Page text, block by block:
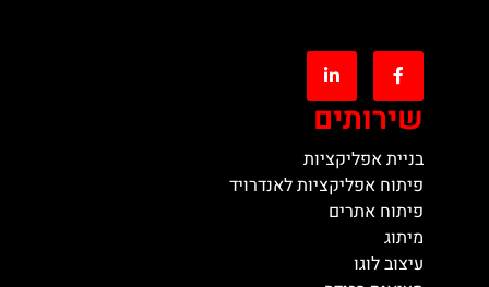
שירותים
בניית אפליקציות
פיתוח אפליקציות לאנדרויד
פיתוח אתרים
מיתוג
עיצוב לוגו